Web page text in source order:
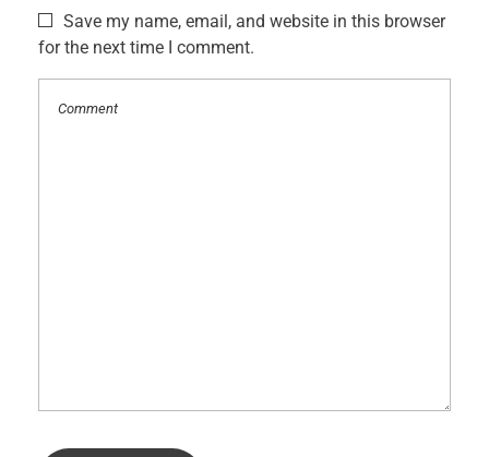
Save my name, email, and website in this browser
for the next time I comment.